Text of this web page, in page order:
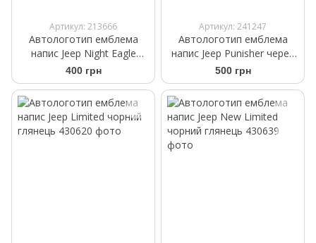
Артикул: 213666
Автологотип емблема
напис Jeep Night Eagle
160x46 чорний глянець
400 грн
Артикул: 241247
Автологотип емблема
напис Jeep Punisher череп
хром 156x46 мм
500 грн